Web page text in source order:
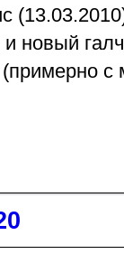
новый